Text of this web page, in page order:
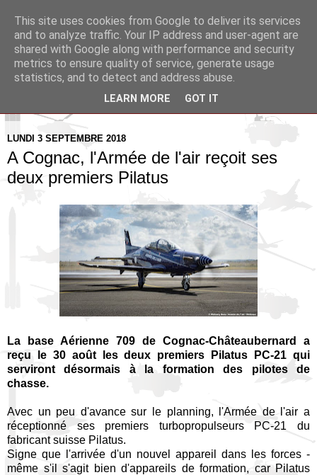
Pax Aquitania
Blog d'actualité et d'analyse stratégique
LUNDI 3 SEPTEMBRE 2018
A Cognac, l'Armée de l'air reçoit ses
deux premiers Pilatus
La base Aérienne 709 de Cognac-Châteaubernard a
reçu le 30 août les deux premiers Pilatus PC-21 qui
serviront désormais à la formation des pilotes de
chasse.
Avec un peu d'avance sur le planning, l'Armée de l'air a
réceptionné ses premiers turbopropulseurs PC-21 du
fabricant suisse Pilatus.
Signe que l'arrivée d'un nouvel appareil dans les forces -
même s'il s'agit bien d'appareils de formation, car Pilatus
This site uses cookies from Google to deliver its services
and to analyze traffic. Your IP address and user-agent are
shared with Google along with performance and security
metrics to ensure quality of service, generate usage
statistics, and to detect and address abuse.
LEARN MORE GOT IT